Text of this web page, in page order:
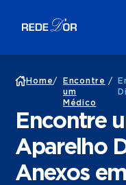
Home/
Encontre
um
Médico
/
Encontre
Aparelho
Anexos